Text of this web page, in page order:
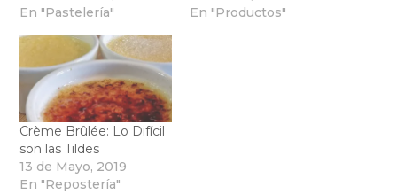
En "Pastelería"
En "Productos"
Crème Brûlée: Lo Difícil
son las Tildes
13 de Mayo, 2019
En "Repostería"